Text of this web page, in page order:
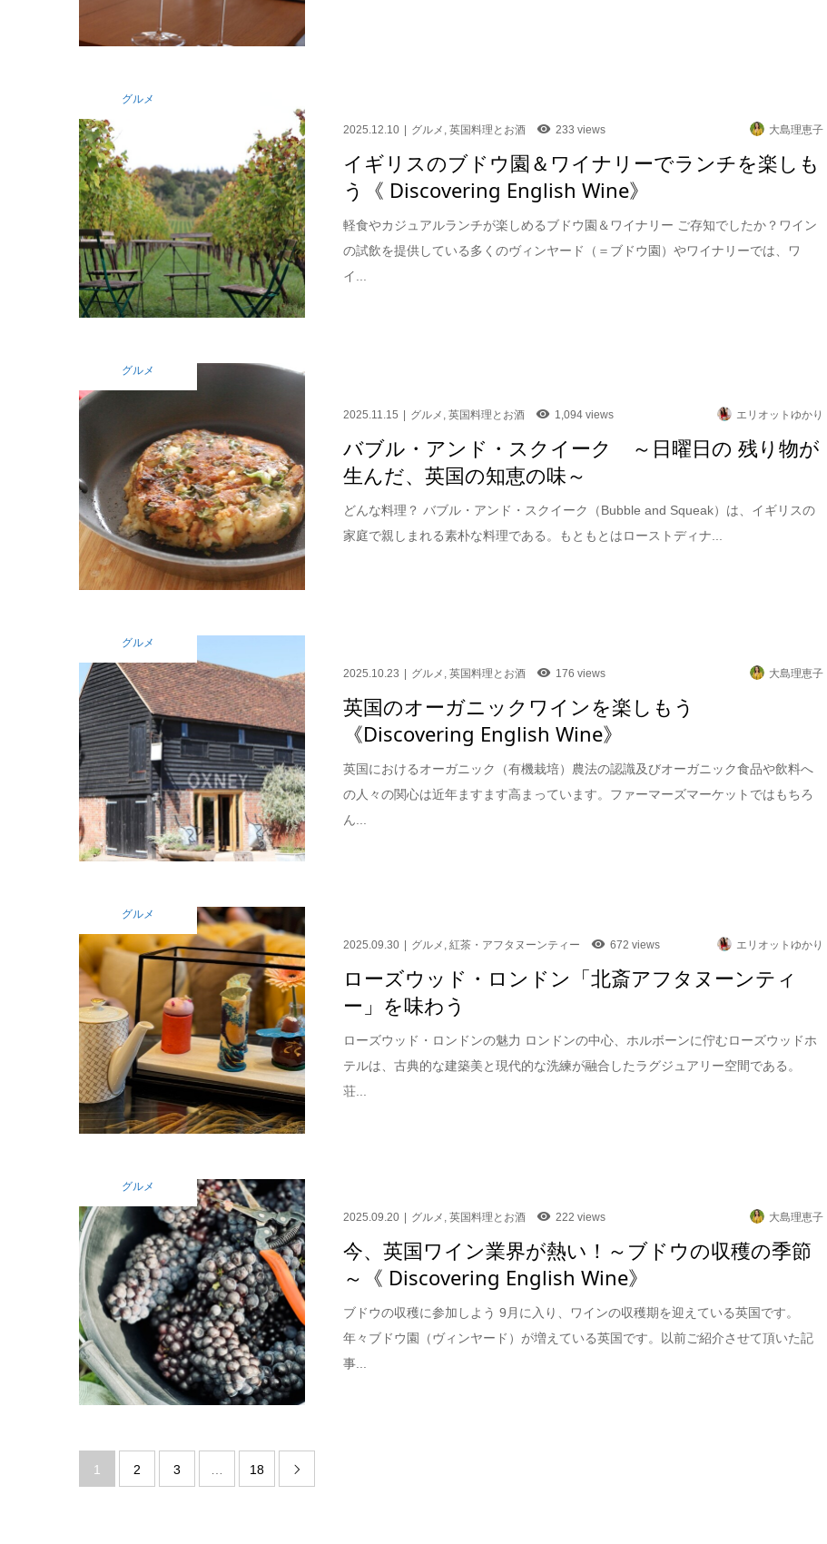
グルメ
2025.12.10 グルメ ,英国料理とお酒 233 views 大島理恵子
イギリスのブドウ園＆ワイナリーでランチを楽しも
う《 Discovering English Wine》
軽食やカジュアルランチが楽しめるブドウ園＆ワイナリー ご存知でしたか？ワイン
の試飲を提供している多くのヴィンヤード（＝ブドウ園）やワイナリーでは、ワ
イ...
グルメ
2025.11.15 グルメ ,英国料理とお酒 1,094 views エリオットゆかり
バブル・アンド・スクイーク ～日曜日の 残り物が
生んだ、英国の知恵の味～
どんな料理？ バブル・アンド・スクイーク（Bubble and Squeak）は、イギリスの
家庭で親しまれる素朴な料理である。もともとはローストディナ...
グルメ
2025.10.23 グルメ ,英国料理とお酒 176 views 大島理恵子
英国のオーガニックワインを楽しもう
《Discovering English Wine》
英国におけるオーガニック（有機栽培）農法の認識及びオーガニック食品や飲料へ
の人々の関心は近年ますます高まっています。ファーマーズマーケットではもちろ
ん...
グルメ
2025.09.30 グルメ ,紅茶・アフタヌーンティー 672 views エリオットゆかり
ローズウッド・ロンドン「北斎アフタヌーンティ
ー」を味わう
ローズウッド・ロンドンの魅力 ロンドンの中心、ホルボーンに佇むローズウッドホ
テルは、古典的な建築美と現代的な洗練が融合したラグジュアリー空間である。
荘...
グルメ
2025.09.20 グルメ ,英国料理とお酒 222 views 大島理恵子
今、英国ワイン業界が熱い！～ブドウの収穫の季節
～《 Discovering English Wine》
ブドウの収穫に参加しよう 9月に入り、ワインの収穫期を迎えている英国です。
年々ブドウ園（ヴィンヤード）が増えている英国です。以前ご紹介させて頂いた記
事...
1 2 3 18 